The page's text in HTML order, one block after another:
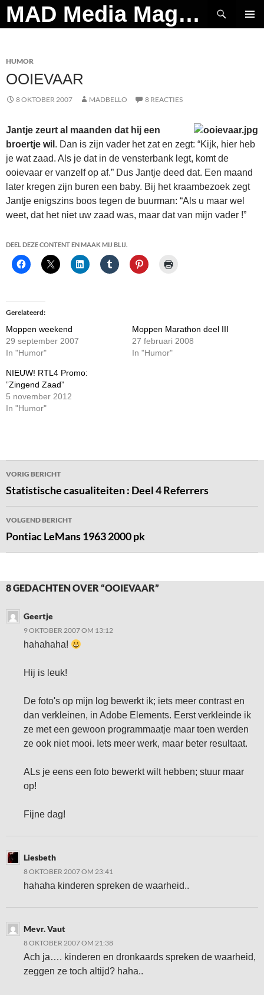
Ga
naar
MAD Media Magazine
Zoeken
HUMOR
OOIEVAAR
8 OKTOBER 2007 MADBELLO 8 REACTIES
Jantje zeurt al maanden dat hij een
broertje wil . Dan is zijn vader het zat en zegt: “Kijk, hier heb
je wat zaad. Als je dat in de vensterbank legt, komt de
ooievaar er vanzelf op af.” Dus Jantje deed dat. Een maand
later kregen zijn buren een baby. Bij het kraambezoek zegt
Jantje enigszins boos tegen de buurman: “Als u maar wel
weet, dat het niet uw zaad was, maar dat van mijn vader !”
DEEL DEZE CONTENT EN MAAK MIJ BLIJ.
Gerelateerd
Moppen weekend
29 september 2007
In "Humor"
Moppen Marathon deel III
27 februari 2008
In "Humor"
NIEUW! RTL4 Promo:
”Zingend Zaad”
5 november 2012
In "Humor"
Bericht
navigatie
VORIG BERICHT
Statistische casualiteiten : Deel 4 Referrers
VOLGEND BERICHT
Pontiac LeMans 1963 2000 pk
8 GEDACHTEN OVER “OOIEVAAR”
Geertje
9 OKTOBER 2007 OM 13:12
hahahaha!
Hij is leuk!
De foto's op mijn log bewerkt ik; iets meer contrast en
dan verkleinen, in Adobe Elements. Eerst verkleinde ik
ze met een gewoon programmaatje maar toen werden
ze ook niet mooi. Iets meer werk, maar beter resultaat.
ALs je eens een foto bewerkt wilt hebben; stuur maar
op!
Fijne dag!
Liesbeth
8 OKTOBER 2007 OM 23:41
hahaha kinderen spreken de waarheid..
Mevr. Vaut
8 OKTOBER 2007 OM 21:38
Ach ja…. kinderen en dronkaards spreken de waarheid,
zeggen ze toch altijd? haha..